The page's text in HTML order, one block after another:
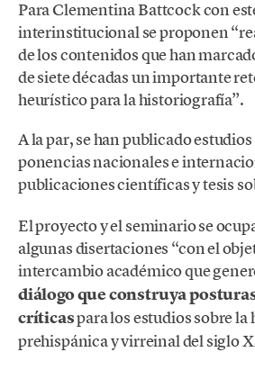
Para Clementina Battcock con
interinstitucional se proponen
de los contenidos que han
de siete décadas un importante
heurístico para la historiografía”.
A la par, se han publicado
ponencias nacionales e
publicaciones científicas y tesis
El proyecto y el seminario se
algunas disertaciones “con el
intercambio académico que
diálogo que construya
críticaspara los estudios sobre
prehispánica y virreinal del siglo